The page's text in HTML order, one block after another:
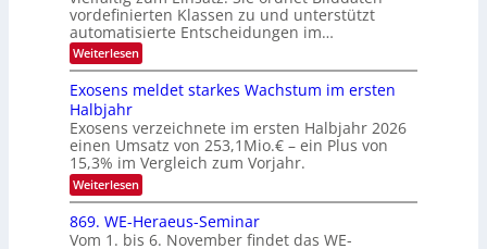
e
c
t
r
h
T
a
l
k
e
r
V
S
O
N
2
0
2
6
d
e
n
vordefinierten Klassen zu und unterstützt
automatisierte Entscheidungen im…
Weiterlesen:
W
n
d
i
e
K
I
m
i
t
Exosens meldet starkes Wachstum im ersten
Halbjahr
Exosens verzeichnete im ersten Halbjahr 2026
einen Umsatz von 253,1Mio.€ – ein Plus von
15,3% im Vergleich zum Vorjahr.
Weiterlesen:
E
x
o
s
869. WE-Heraeus-Seminar
Vom 1. bis 6. November findet das WE-